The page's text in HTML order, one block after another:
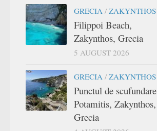
GRECIA / ZAKYNTHOS
Filippoi Beach,
Zakynthos, Grecia
5 AUGUST 2026
GRECIA / ZAKYNTHOS
Punctul de scufundare
Potamitis, Zakynthos,
Grecia